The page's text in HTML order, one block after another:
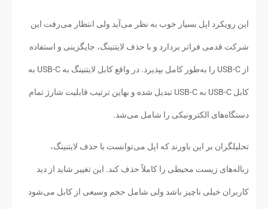
این رویکرد اپل بسیار خوب به نظر می‌آید ولی انتظار می‌رفت این
شرکت قدمی فراتر بردارد و با حذف لایتنینگ، جایگزینی و استفاده
از USB-C را به‌طور کامل بپذیرد. در واقع کابل لایتنینگ به USB-C به
کابل USB-C به USB-C تبدیل شده و بهاین ترتیب قابلیت شارژ تمام
دستگاه‌های الکترونیکی را شامل می‌شد.
تحلیلگران بر این باورند که اپل می‌توانست با حذف لایتنینگ،
زباله‌های زیست محیطی را کاملاً حذف کند. این تغییر شاید از دید
کاربران خیلی ناچیز باشد ولی شامل حجم وسیعی از کابل می‌شود